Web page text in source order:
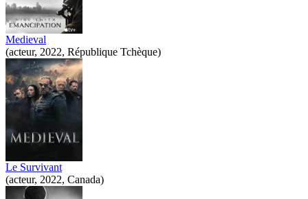
Medieval
(acteur, 2022, République Tchèque)
Le Survivant
(acteur, 2022, Canada)